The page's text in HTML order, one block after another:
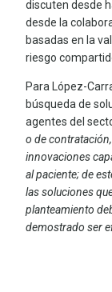
discuten desde
desde la
basadas en la
riesgo
Para López-
búsqueda de
agentes del
o de
innovaciones
al paciente; de
las soluciones
planteamiento
demostrado ser